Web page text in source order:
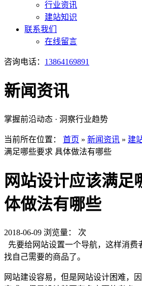
行业资讯
建站知识
联系我们
在线留言
咨询电话： 13864169891
新闻资讯
掌握前沿动态 · 洞察行业趋势
当前所在位置： 首页 » 新闻资讯 » 建
满足哪些要求 具体做法有哪些
网站设计应该满足
体做法有哪些
2018-06-09 浏览量：
次
先要给网站设置一个导航，这样消费
找自己需要的商品了。
网站建设容易，但是网站设计困难，